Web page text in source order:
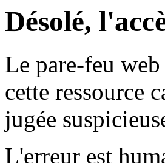
Désolé,
Le pare-feu
cette ressource
jugée
L'erreur est